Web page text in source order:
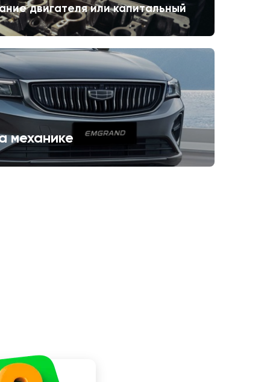
двигателя или капитальный
механике